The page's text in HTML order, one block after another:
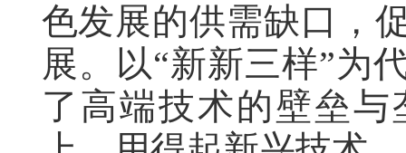
色发展的供需缺口，
展。以“新新三样”为
了高端技术的壁垒